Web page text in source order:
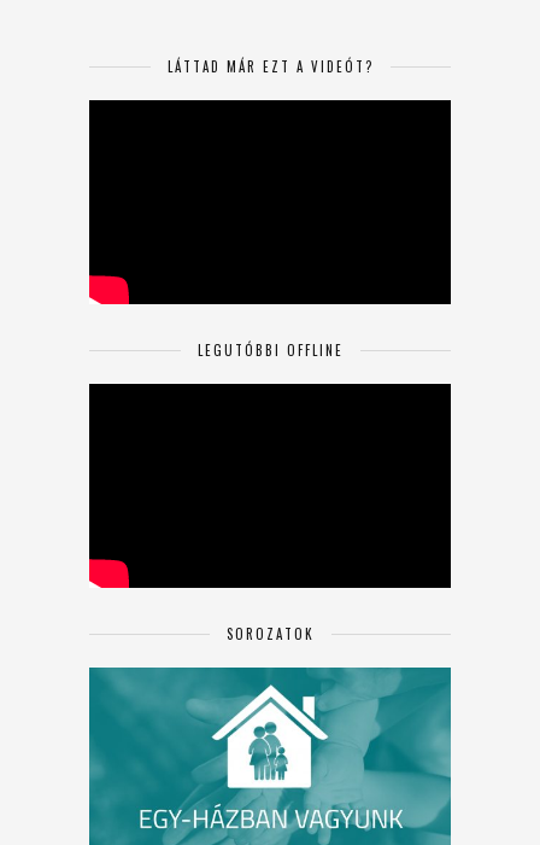
LÁTTAD MÁR EZT A VIDEÓT?
LEGUTÓBBI OFFLINE
SOROZATOK